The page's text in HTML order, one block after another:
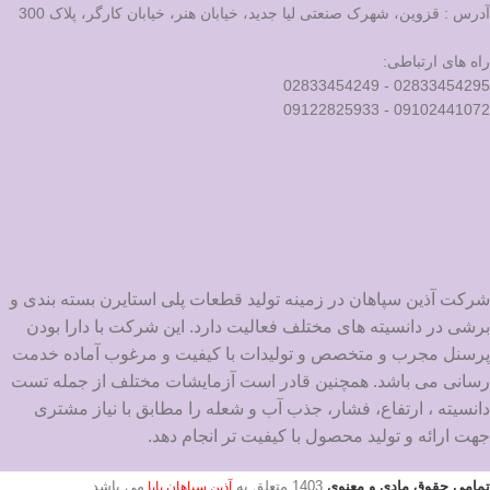
آدرس : قزوین، شهرک صنعتی لیا جدید، خیابان هنر، خیابان کارگر، پلاک 300
راه های ارتباطی:
02833454295 - 02833454249
09102441072 - 09122825933
شرکت آذین سپاهان در زمینه تولید قطعات پلی استایرن بسته بندی و
برشی در دانسیته های مختلف فعالیت دارد. این شرکت با دارا بودن
پرسنل مجرب و متخصص و تولیدات با کیفیت و مرغوب آماده خدمت
رسانی می باشد. همچنین قادر است آزمایشات مختلف از جمله تست
دانسیته ، ارتفاع، فشار، جذب آب و شعله را مطابق با نیاز مشتری
جهت ارائه و تولید محصول با کیفیت تر انجام دهد.
تمامی حقوق مادی و معنوی متعلق به آذین سپاهان پایا می باشد